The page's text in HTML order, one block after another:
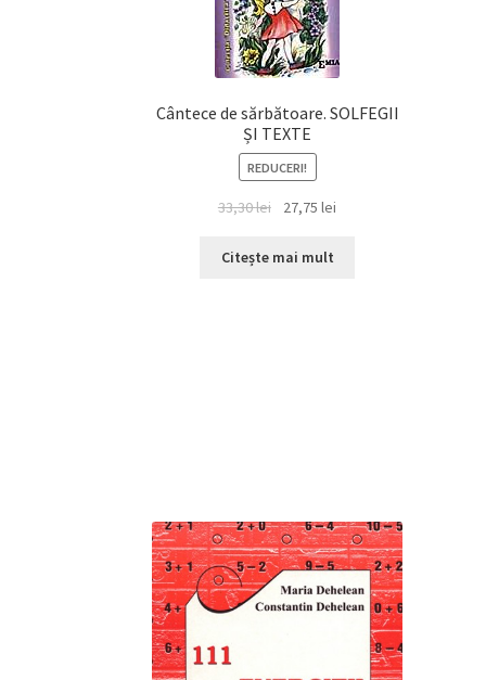
Cântece de sărbătoare. SOLFEGII
ȘI TEXTE
REDUCERI!
33,30lei
Prețul
a
27,75lei
Citește mai mult